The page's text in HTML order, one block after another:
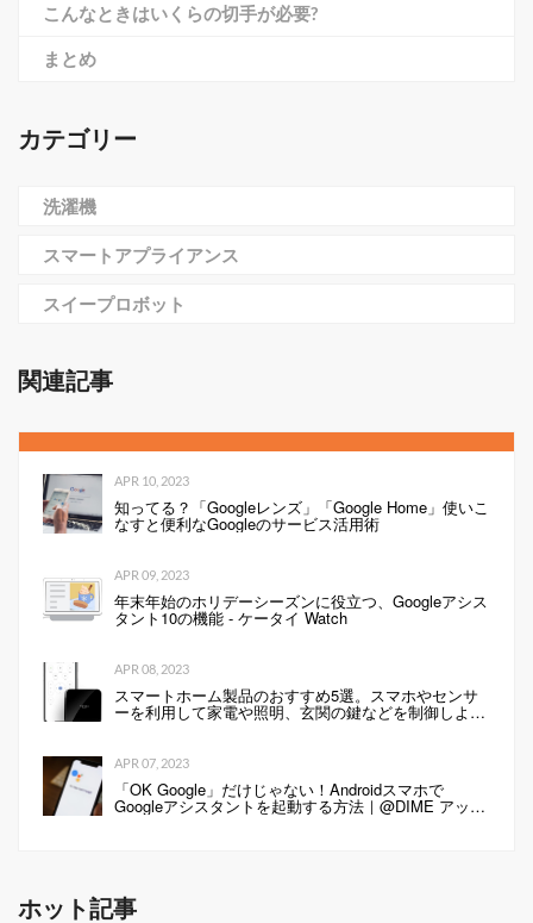
こんなときはいくらの切手が必要?
まとめ
カテゴリー
洗濯機
スマートアプライアンス
スイープロボット
関連記事
APR 10, 2023
知ってる？「Googleレンズ」「Google Home」使いこ
なすと便利なGoogleのサービス活用術
APR 09, 2023
年末年始のホリデーシーズンに役立つ、Googleアシス
タント10の機能 - ケータイ Watch
APR 08, 2023
スマートホーム製品のおすすめ5選。スマホやセンサ
ーを利用して家電や照明、玄関の鍵などを制御しよ
う！
APR 07, 2023
「OK Google」だけじゃない！Androidスマホで
Googleアシスタントを起動する方法｜@DIME アット
ダイム
ホット記事